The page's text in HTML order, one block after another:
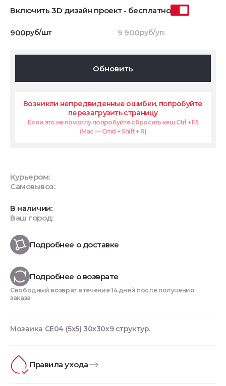
Включить 3D дизайн проект - бесплатно
900руб/шт 9 900руб/уп.
Обновить
Возникли непредвиденные ошибки, попробуйте
перезагрузить страницу
Если это не помоглу попробуйте сбросить кеш Ctrl + F5
(Mac — Cmd + Shift + R)
Курьером:
Самовывоз:
В наличии:
Ваш город:
Подробнее о доставке
Подробнее о возврате
Свободный возврат в течение 14 дней после получения
заказа
Мозаика CE04 (5x5) 30x30x9 структур.
Правила ухода